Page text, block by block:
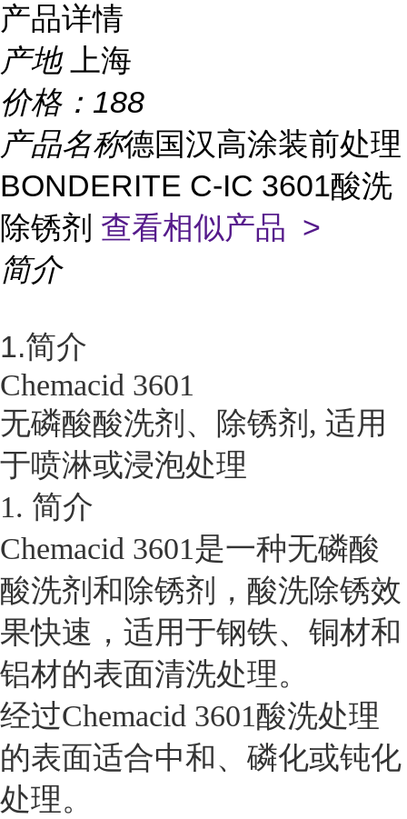
产品详情
产地
上海
价格： 188
产品名称德国汉高涂装前处理
BONDERITE C-IC 3601酸洗
除锈剂 查看相似产品 >
简介
1.简介
Chemacid 3601
无磷酸酸洗剂、除锈剂, 适用
于喷淋或浸泡处理
1. 简介
Chemacid 3601是一种无磷酸
酸洗剂和除锈剂，酸洗除锈效
果快速，适用于钢铁、铜材和
铝材的表面清洗处理。
经过Chemacid 3601酸洗处理
的表面适合中和、磷化或钝化
处理。